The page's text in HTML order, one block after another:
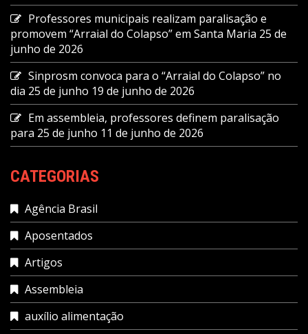
Professores municipais realizam paralisação e
promovem “Arraial do Colapso” em Santa Maria 25 de
junho de 2026
Sinprosm convoca para o “Arraial do Colapso” no
dia 25 de junho 19 de junho de 2026
Em assembleia, professores definem paralisação
para 25 de junho 11 de junho de 2026
CATEGORIAS
Agência Brasil
Aposentados
Artigos
Assembleia
auxílio alimentação